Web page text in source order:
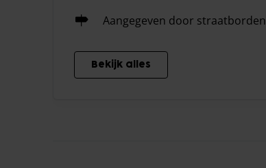
Aangegeven door straatborden
Bekijk alles